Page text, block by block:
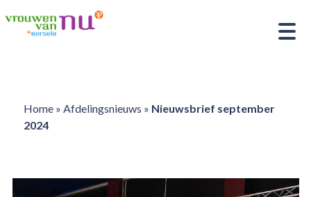
Home» Afdelingsnieuws » Nieuwsbrief september
2024